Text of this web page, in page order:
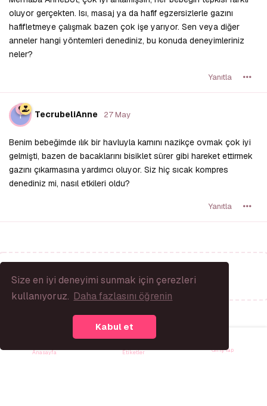
Size en iyi deneyimi sunmak için çerezleri
kullanıyoruz. Daha fazlasını öğrenin
Kabul et
oluyor gerçekten. Isı, masaj ya da hafif egzersizlerle gazını
hafifletmeye çalışmak bazen çok işe yarıyor. Sen veya diğer
anneler hangi yöntemleri denediniz, bu konuda deneyimleriniz
neler?
Yanıtla
T TecrubeliAnne 27 May
Benim bebeğimde ılık bir havluyla karnını nazikçe ovmak çok iyi
gelmişti, bazen de bacaklarını bisiklet sürer gibi hareket ettirmek
gazını çıkarmasına yardımcı oluyor. Siz hiç sıcak kompres
denediniz mi, nasıl etkileri oldu?
Yanıtla
Bir Yanıt Yaz...
Anasayfa Etiketler Giriş Yap